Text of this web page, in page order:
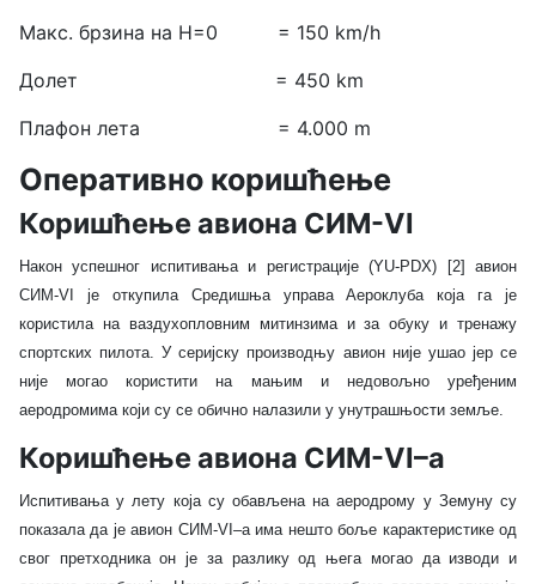
Макс. брзина на H=0 = 150 km/h
Долет = 450 km
Плафон лета = 4.000 m
Оперативно коришћење
Коришћење авиона СИМ-VI
Након успешног испитивања и регистрације (YU-PDX) [2] авион
СИМ-VI је откупила Средишња управа Аероклуба која га је
користила на ваздухопловним митинзима и за обуку и тренажу
спортских пилота. У серијску производњу авион није ушао јер се
није могао користити на мањим и недовољно уређеним
аеродромима који су се обично налазили у унутрашњости земље.
Коришћење авиона СИМ-VI–а
Испитивања у лету која су обављена на аеродрому у Земуну су
показала да је авион СИМ-VI–а има нешто боље карактеристике од
свог претходника он је за разлику од њега могао да изводи и